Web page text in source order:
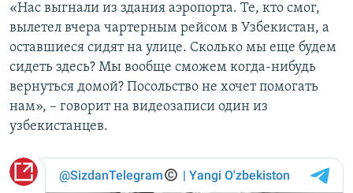
Auto
1080p
«Нас выгнали из здания аэропорта. Те, кто смог,
вылетел вчера чартерным рейсом в Узбекистан, а
оставшиеся сидят на улице. Сколько мы еще будем
сидеть здесь? Мы вообще сможем когда-нибудь
вернуться домой? Посольство не хочет помогать
нам», – говорит на видеозаписи один из
узбекистанцев.